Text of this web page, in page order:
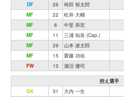
DF
26 袴田 裕太郎
MF
22 松井 大輔
MF
6 中里 崇宏
MF
11 三浦 知良 (Cap.)
MF
29 山本 凌太郎
MF
15 齋藤 功佑
FW
13 瀬沼 優司
控え選手
GK
31 大内 一生